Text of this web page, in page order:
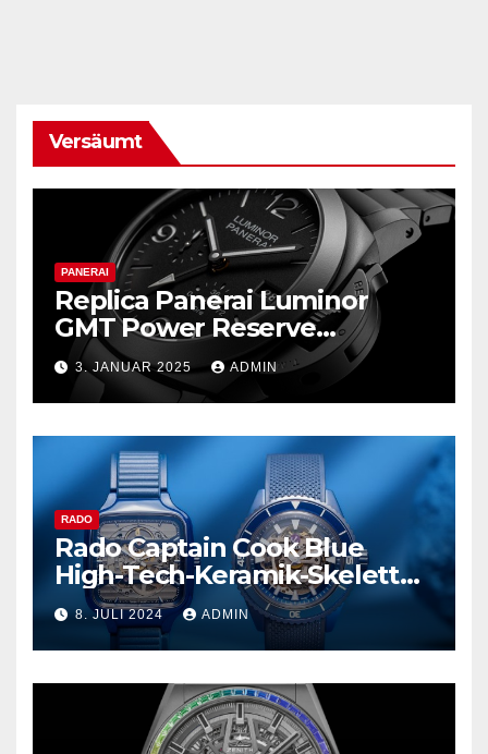
Versäumt
PANERAI
Replica Panerai Luminor
GMT Power Reserve
Ceramica und mehr
3. JANUAR 2025 ADMIN
RADO
Rado Captain Cook Blue
High-Tech-Keramik-Skelett
und mehr
8. JULI 2024 ADMIN